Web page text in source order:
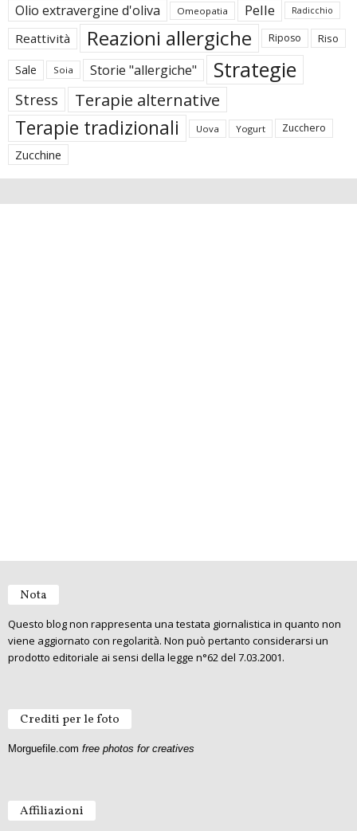
Olio extravergine d'oliva Omeopatia Pelle Radicchio
Reattività Reazioni allergiche Riposo Riso
Sale Soia Storie "allergiche" Strategie
Stress Terapie alternative
Terapie tradizionali Uova Yogurt Zucchero
Zucchine
Nota
Questo blog non rappresenta una testata giornalistica in quanto non
viene aggiornato con regolarità. Non può pertanto considerarsi un
prodotto editoriale ai sensi della legge n°62 del 7.03.2001.
Crediti per le foto
Morguefile.com free photos for creatives
Affiliazioni